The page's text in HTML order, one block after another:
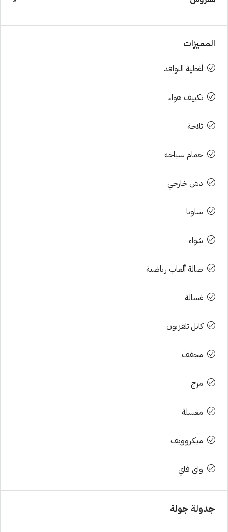
المميزات
أغطية النوافذ
تكييف هواء
ثلاجة
حمام سباحة
دش خارجي
ساونا
شواء
صالة ألعاب رياضية
غسالة
كابل تلفزيون
مجفف
مرج
مغسلة
ميكروويف
واي فاي
جدولة جولة